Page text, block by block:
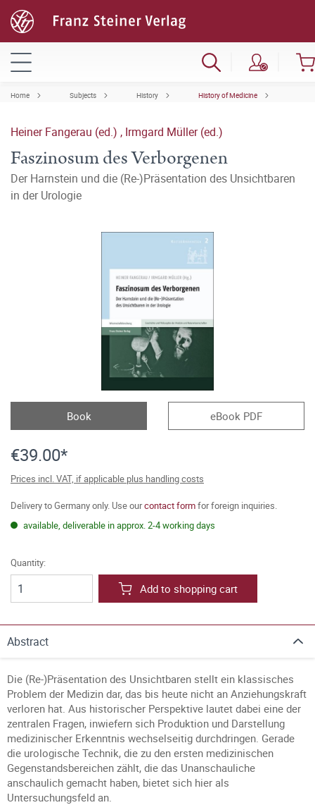
Home Subjects History History of Medicine
Heiner Fangerau (ed.) , Irmgard Müller (ed.)
Faszinosum des Verborgenen
Der Harnstein und die (Re-)Präsentation des Unsichtbaren
in der Urologie
Book eBook PDF
€39.00*
Prices incl. VAT, if applicable plus handling costs
Delivery to Germany only. Use ourcontact formfor foreign inquiries.
available, deliverable in approx. 2-4 working days
Quantity:
Add to shopping cart
Abstract
Die (Re-)Präsentation des Unsichtbaren stellt ein klassisches
Problem der Medizin dar, das bis heute nicht an Anziehungskraft
verloren hat. Aus historischer Perspektive lautet dabei eine der
zentralen Fragen, inwiefern sich Produktion und Darstellung
medizinischer Erkenntnis wechselseitig durchdringen. Gerade
die urologische Technik, die zu den ersten medizinischen
Gegenstandsbereichen zählt, die das Unanschauliche
anschaulich gemacht haben, bietet sich hier als
Untersuchungsfeld an.